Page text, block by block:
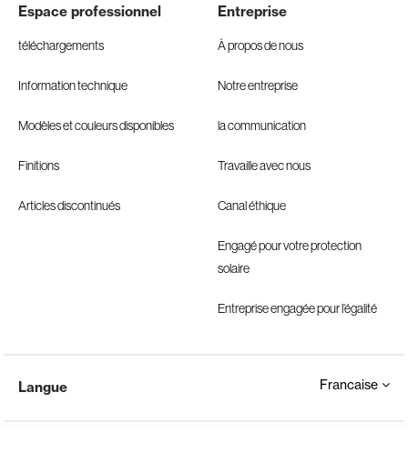
Espace professionnel
téléchargements
Information technique
Modèles et couleurs disponibles
Finitions
Articles discontinués
Entreprise
À propos de nous
Notre entreprise
la communication
Travaille avec nous
Canal éthique
Engagé pour votre protection
solaire
Entreprise engagée pour l’égalité
Langue Francaise